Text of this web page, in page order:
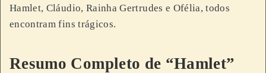
Hamlet, Cláudio, Rainha Gertrudes e Ofélia, todos
encontram fins trágicos.
Resumo Completo de “Hamlet”